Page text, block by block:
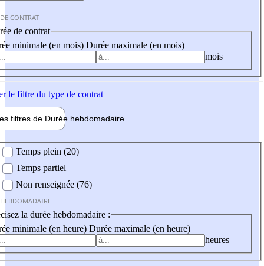
CONTRAT
de contrat
minimale (en mois) Durée maximale (en mois)
mois
le filtre du type de contrat
filtres de Durée hebdomadaire
Temps plein (20)
Temps partiel
Non renseignée (76)
la durée hebdomadaire :
minimale (en heure) Durée maximale (en heure)
heures